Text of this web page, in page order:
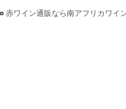
赤ワイン通販なら南アフリカワイ